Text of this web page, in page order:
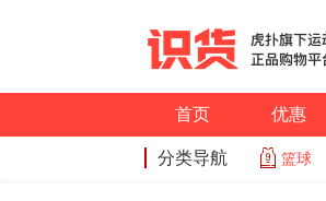
首页 优惠
分类导航 篮球